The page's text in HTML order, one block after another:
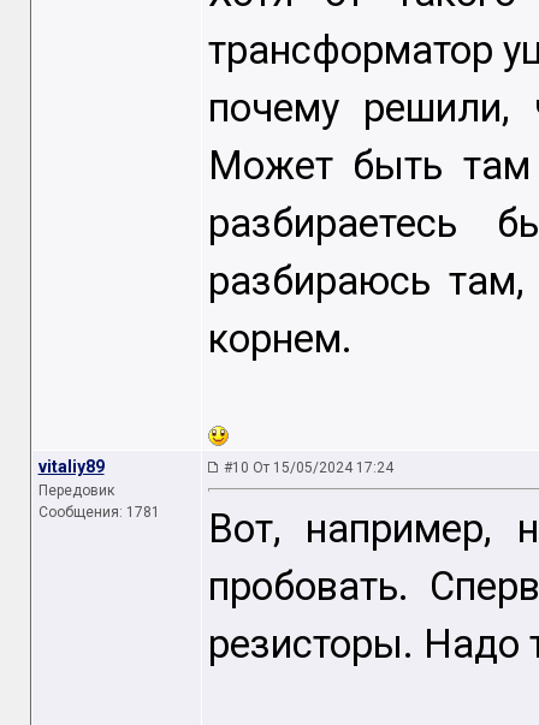
трансформатор
почему решили,
Может быть
разбираетесь
разбираюсь
корнем.
vitaliy89
Передовик
Сообщения: 1781
#10 От 15/05/2024 17:24
Вот, например,
пробовать.
резисторы. Надо